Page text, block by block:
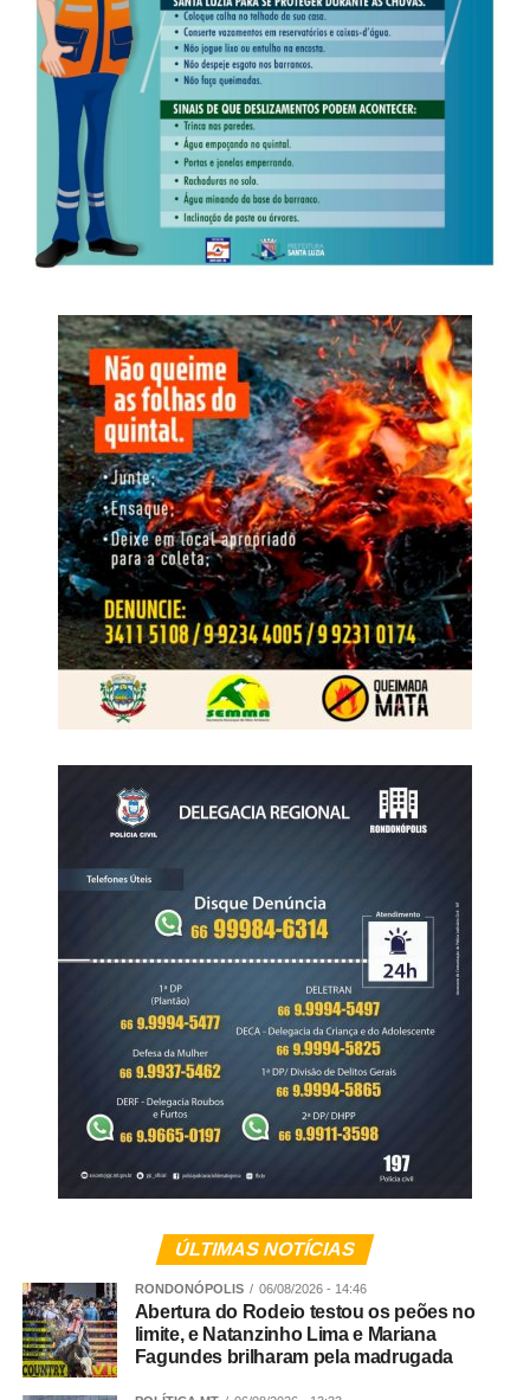
presentes no debate eleitoral.
Veja Mais:
Prazos de processos na
administração pública estadual serão
computados só com dias úteis
Na composição do recorte, as mulheres representam
52,6% dos entrevistados; a maior faixa etária é a de 45 a
59 anos, com 26,1%; 49% têm ensino médio completo ou
e cinco salários mínimos. A pesquisa foi distribuída pelas
sete regiões de Mato Grosso. A Centro-Sul, onde estão
Cuiabá e Várzea Grande, concentra 37,6% da amostra,
seguida pelo Sudeste, com 18,7%, e pelo Médio Norte,
com 14,1%.
Vale lembrar que nessas eleições, Mato Grosso elegerá
24 deputados estaduais. A votaçãoocorreem 4 de
outubro, e os eleitos assumem os mandatos em 1º de
fevereiro de 2027.
Vereador por dois mandatos, prefeito de Primavera do
Leste entre 2017 e 2024 e ex-presidente da Associação
Mato-grossense dos Municípios, Léo Bortolin chega à
disputa estadual com trajetória construída na gestão
regiões. A Percent Brasil ouviu 1.200 pessoas em
entrevistas domiciliares e presenciais. O levantamento
informa nível de confiança de 95% e está registrado na
02251/2026.
WhatsApp
Facebook
Twitter
Messenger
LinkedIn
Share
ÚLTIMAS NOTÍCIAS
RONDONÓPOLIS 06/08/2026 - 14:46
Abertura do Rodeio testou os peões no
limite, e Natanzinho Lima e Mariana
Fagundes brilharam pela madrugada